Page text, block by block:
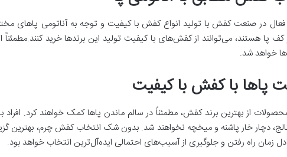
در صنعت کفش با تولید انواع کفش با کیفیت و توجه به آناتومی پا‌های
پا هستند، می‌توانند از کفش‌های با کیفیت تولید این برند‌ها خرید
خواهد شد.
پا‌ها با کفش با کیفیت
از بهترین برند کفش، مطمئناً در سالم ماندن پا‌ها کمک خواهند کرد.
دچار خار پاشنه و میخچه نخواهند شد. بدون شک انتخاب کفش چرم، بهترین
زمان راه رفتن و جلوگیری از آسیب‌های احتمالی‌ ایده‌آل‌ترین انتخاب خواهد بود.